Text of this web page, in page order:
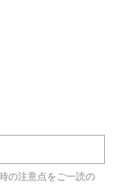
の注意点をご一読の